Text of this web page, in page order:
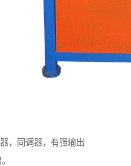
，同调器，有强输出